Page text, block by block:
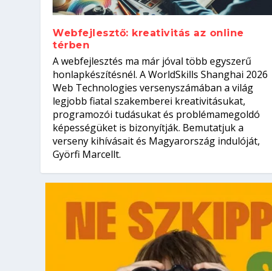
Kitalálod, mire használják
Írta: Tóth Mónika |2026. augusztus. 4.| Kvíz
Nem sikerült az egyetemi
Írta: Oláh Erika |2026. augusztus. 4.| Iskolák
Szoftverfejlesztő: verseny
el a világversenyt...
Írta: Szakmát Szerzek | 2026. augusztus. 3.| Mi leszek?
Digitális detox – hogyan
Írta: Oláh Erika |2026. augusztus. 3.| Egészség
Webfejlesztő: kreativitás az online
térben
A webfejlesztés ma már jóval több egyszerű
honlapkészítésnél. A WorldSkills Shanghai 2026
Web Technologies versenyszámában a világ
legjobb fiatal szakemberei kreativitásukat,
programozói tudásukat és problémamegoldó
képességüket is bizonyítják. Bemutatjuk a
verseny kihívásait és Magyarország indulóját,
Györfi Marcellt.